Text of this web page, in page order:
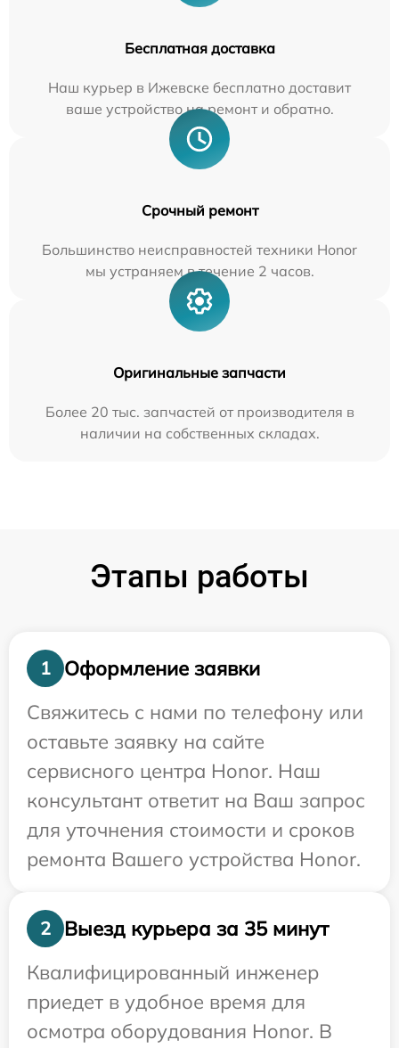
Бесплатная доставка
Наш курьер в Ижевске бесплатно доставит
ваше устройство на ремонт и обратно.
Срочный ремонт
Большинство неисправностей техники Honor
мы устраняем в течение 2 часов.
Оригинальные запчасти
Более 20 тыс. запчастей от производителя в
наличии на собственных складах.
Этапы работы
1
Оформление заявки
Свяжитесь с нами по телефону или
оставьте заявку на сайте
сервисного центра Honor. Наш
консультант ответит на Ваш запрос
для уточнения стоимости и сроков
ремонта Вашего устройства Honor.
2
Выезд курьера за 35 минут
Квалифицированный инженер
приедет в удобное время для
осмотра оборудования Honor. В